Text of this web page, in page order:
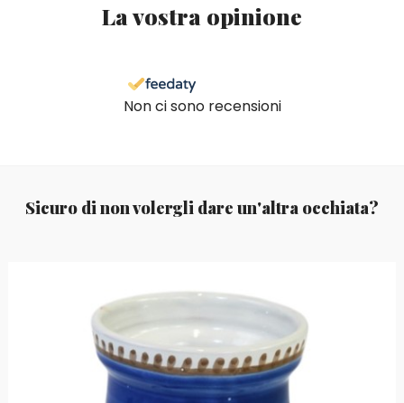
La vostra opinione
Non ci sono recensioni
Sicuro di non volergli dare un'altra occhiata?